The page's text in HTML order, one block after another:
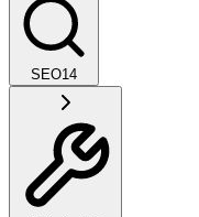
SEO14